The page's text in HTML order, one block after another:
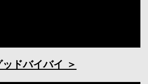
ッドバイバイ